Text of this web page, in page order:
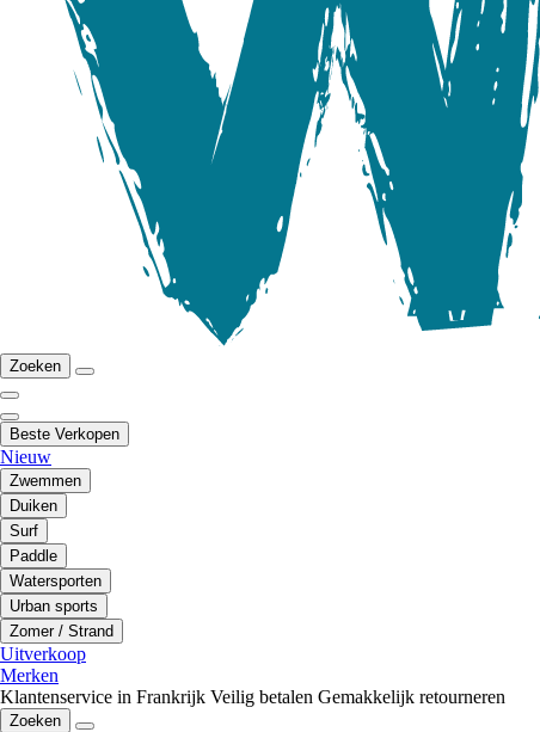
Zoeken
Beste Verkopen
Nieuw
Zwemmen
Duiken
Surf
Paddle
Watersporten
Urban sports
Zomer / Strand
Uitverkoop
Merken
Klantenservice in Frankrijk Veilig betalen Gemakkelijk retourneren
Zoeken